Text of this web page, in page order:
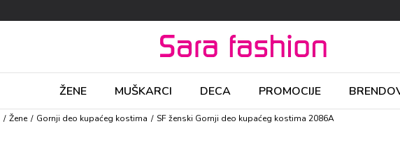
ŽENE MUŠKARCI DECA PROMOCIJE
Žene Gornji deo kupaćeg kostima SF ženski Gornji deo kupaćeg kostima 2086A